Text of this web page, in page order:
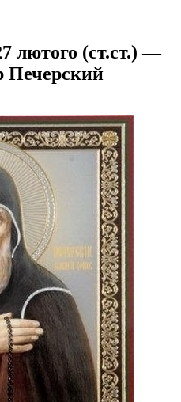
лютого (ст.ст.) —
Печерский